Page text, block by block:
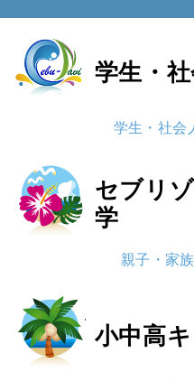
学生・
学生・社会
セブリ
学
親子・家
小中高